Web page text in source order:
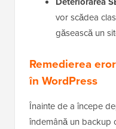
vor scădea
găsească un
Remedierea
în WordPress
Înainte de a începe
îndemână un backup